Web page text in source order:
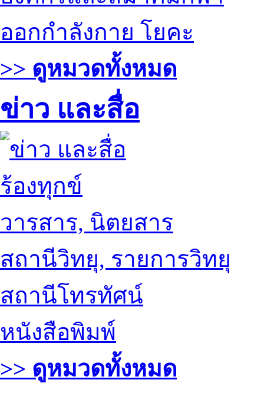
ออกกำลังกาย โยคะ
>> ดูหมวดทั้งหมด
ข่าว และสื่อ
ร้องทุกข์
วารสาร, นิตยสาร
สถานีวิทยุ, รายการวิทยุ
สถานีโทรทัศน์
หนังสือพิมพ์
>> ดูหมวดทั้งหมด